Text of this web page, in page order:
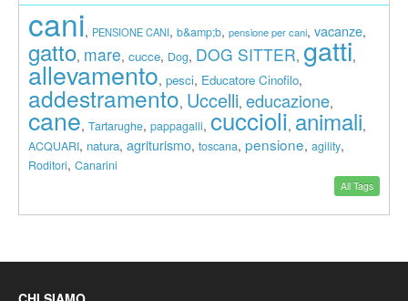
cani, PENSIONE CANI, b&amp;b, pensione per cani, vacanze,
gatto, mare, cucce, Dog, DOG SITTER, gatti,
allevamento, pesci, Educatore Cinofilo,
addestramento, Uccelli, educazione,
cane, Tartarughe, pappagalli, cuccioli, animali,
ACQUARI, natura, agriturismo, toscana, pensione, agility,
Roditori, Canarini
All Tags